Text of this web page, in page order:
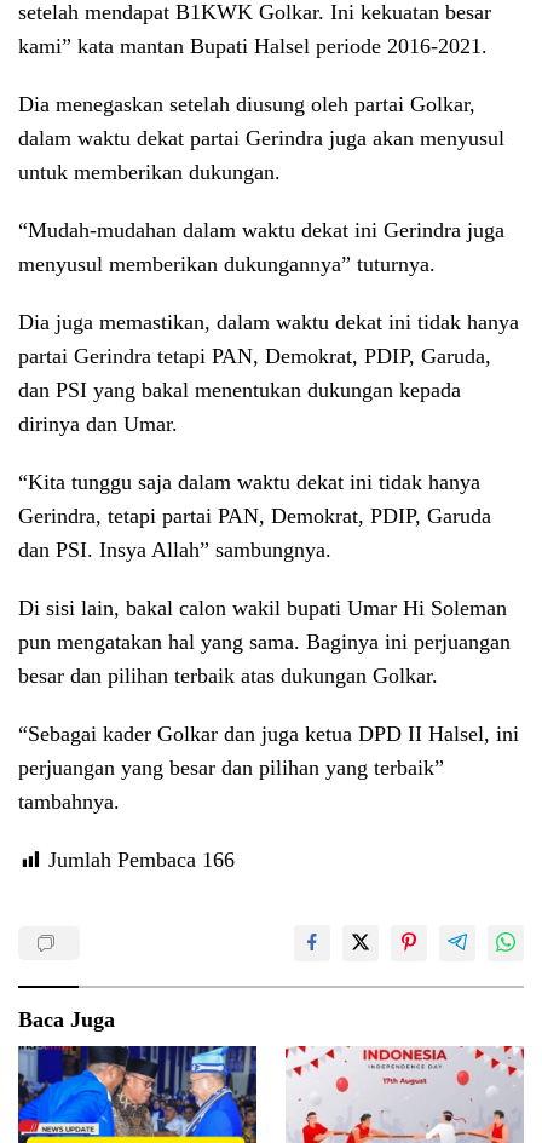
setelah mendapat B1KWK Golkar. Ini kekuatan besar
kami” kata mantan Bupati Halsel periode 2016-2021.
Dia menegaskan setelah diusung oleh partai Golkar,
dalam waktu dekat partai Gerindra juga akan menyusul
untuk memberikan dukungan.
“Mudah-mudahan dalam waktu dekat ini Gerindra juga
menyusul memberikan dukungannya” tuturnya.
Dia juga memastikan, dalam waktu dekat ini tidak hanya
partai Gerindra tetapi PAN, Demokrat, PDIP, Garuda,
dan PSI yang bakal menentukan dukungan kepada
dirinya dan Umar.
“Kita tunggu saja dalam waktu dekat ini tidak hanya
Gerindra, tetapi partai PAN, Demokrat, PDIP, Garuda
dan PSI. Insya Allah” sambungnya.
Di sisi lain, bakal calon wakil bupati Umar Hi Soleman
pun mengatakan hal yang sama. Baginya ini perjuangan
besar dan pilihan terbaik atas dukungan Golkar.
“Sebagai kader Golkar dan juga ketua DPD II Halsel, ini
perjuangan yang besar dan pilihan yang terbaik”
tambahnya.
Jumlah Pembaca 166
Baca Juga